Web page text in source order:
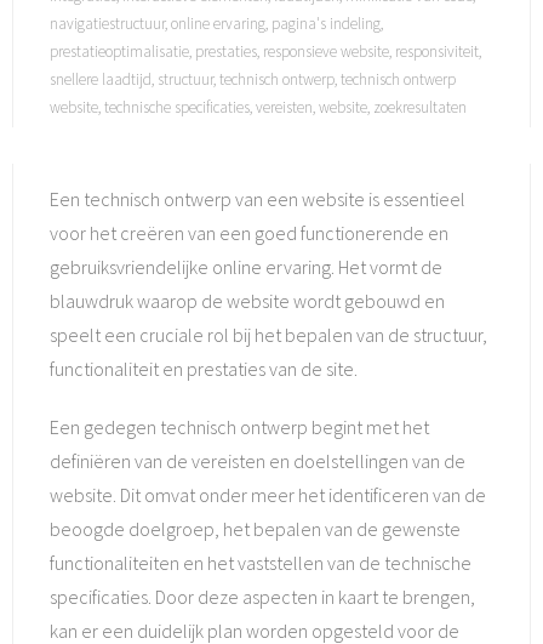
navigatiestructuur,online ervaring, pagina's indeling,
prestatieoptimalisatie, prestaties, responsieve website, responsiviteit,
snellere laadtijd, structuur,technisch ontwerp,technisch ontwerp
website,technische specificaties,vereisten,website, zoekresultaten
Een technisch ontwerp van een website is essentieel
voor het creëren van een goed functionerende en
gebruiksvriendelijke online ervaring. Het vormt de
blauwdruk waarop de website wordt gebouwd en
speelt een cruciale rol bij het bepalen van de structuur,
functionaliteit en prestaties van de site.
Een gedegen technisch ontwerp begint met het
definiëren van de vereisten en doelstellingen van de
website. Dit omvat onder meer het identificeren van de
beoogde doelgroep, het bepalen van de gewenste
functionaliteiten en het vaststellen van de technische
specificaties. Door deze aspecten in kaart te brengen,
kan er een duidelijk plan worden opgesteld voor de